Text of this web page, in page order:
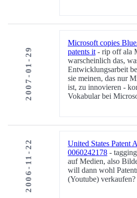
2007-01-29
Microsoft copies
patents it - rip off ala
warscheinlich das,
Entwicklungsarbeit
sie meinen, das nur
ist, zu innovieren -
Vokabular bei
2006-11-22
United States Patent
0060242178 -
auf Medien, also
will dann wohl
(Youtube) verkaufen?